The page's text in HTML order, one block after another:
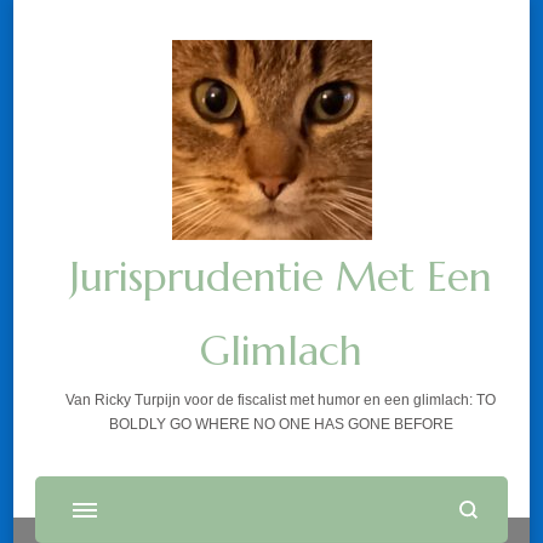
Jurisprudentie Met Een
Glimlach
Van Ricky Turpijn voor de fiscalist met humor en een glimlach: TO
BOLDLY GO WHERE NO ONE HAS GONE BEFORE